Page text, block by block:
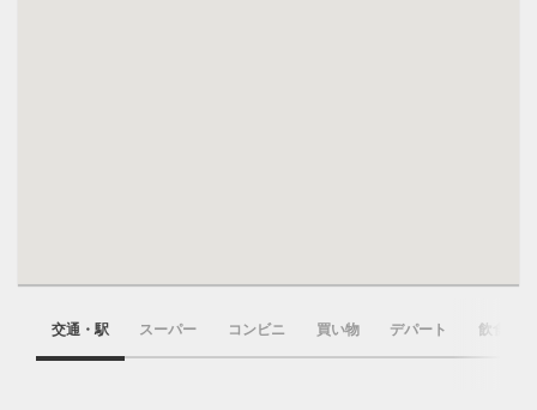
交通・駅 スーパー コンビニ 買い物 デパート 飲食店